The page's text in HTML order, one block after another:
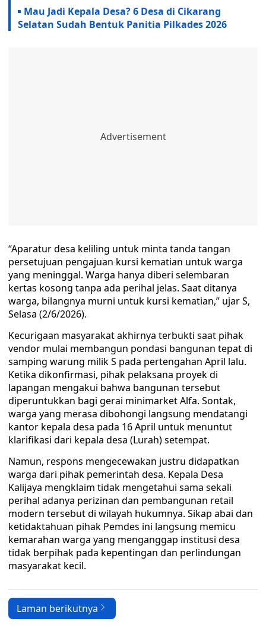
Mau Jadi Kepala Desa? 6 Desa di Cikarang
Selatan Sudah Bentuk Panitia Pilkades 2026
“Aparatur desa keliling untuk minta tanda tangan
persetujuan pengajuan kursi kematian untuk warga
yang meninggal. Warga hanya diberi selembaran
kertas kosong tanpa ada perihal jelas. Saat ditanya
warga, bilangnya murni untuk kursi kematian,” ujar S,
Selasa (2/6/2026).
Kecurigaan masyarakat akhirnya terbukti saat pihak
vendor mulai membangun pondasi bangunan tepat di
samping warung milik S pada pertengahan April lalu.
Ketika dikonfirmasi, pihak pelaksana proyek di
lapangan mengakui bahwa bangunan tersebut
diperuntukkan bagi gerai minimarket Alfa. Sontak,
warga yang merasa dibohongi langsung mendatangi
kantor kepala desa pada 16 April untuk menuntut
klarifikasi dari kepala desa (Lurah) setempat.
Namun, respons mengecewakan justru didapatkan
warga dari pihak pemerintah desa. Kepala Desa
Kalijaya mengklaim tidak mengetahui sama sekali
perihal adanya perizinan dan pembangunan retail
modern tersebut di wilayah hukumnya. Sikap abai dan
ketidaktahuan pihak Pemdes ini langsung memicu
kemarahan warga yang menganggap institusi desa
tidak berpihak pada kepentingan dan perlindungan
masyarakat kecil.
Laman berikutnya